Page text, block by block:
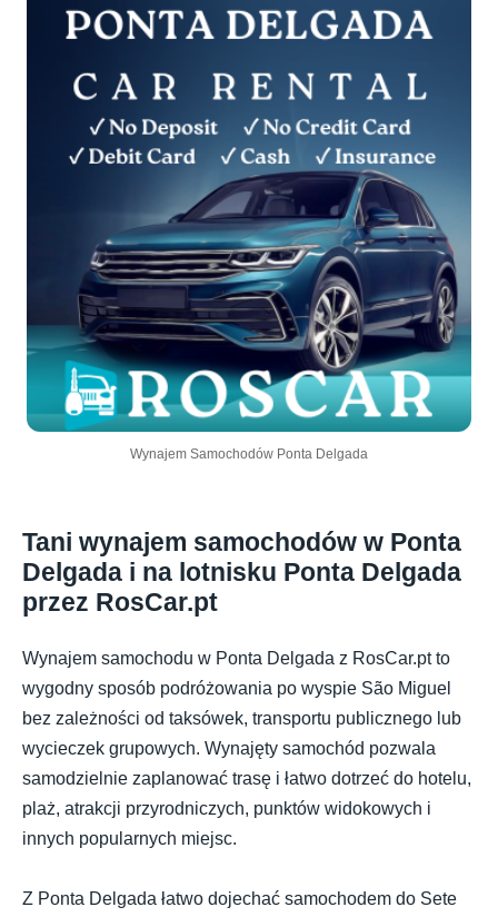
Wynajem Samochodów Ponta Delgada
Tani wynajem samochodów w Ponta
Delgada i na lotnisku Ponta Delgada
przez RosCar.pt
Wynajem samochodu w Ponta Delgada z RosCar.pt to
wygodny sposób podróżowania po wyspie São Miguel
bez zależności od taksówek, transportu publicznego lub
wycieczek grupowych. Wynajęty samochód pozwala
samodzielnie zaplanować trasę i łatwo dotrzeć do hotelu,
plaż, atrakcji przyrodniczych, punktów widokowych i
innych popularnych miejsc.
Z Ponta Delgada łatwo dojechać samochodem do Sete